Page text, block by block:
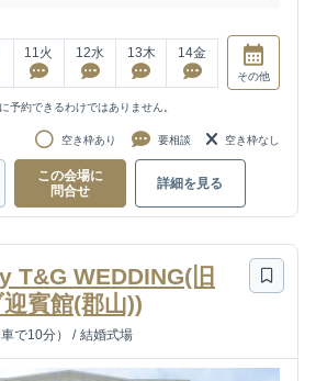
11火 12水 13木 14金
その他
予約できるわけではありません。
空き枠あり 要相談 空き枠なし
この会場に
問合せ
詳細を見る
T&G WEDDING(旧
賓館(郡山))
で10分） / 結婚式場